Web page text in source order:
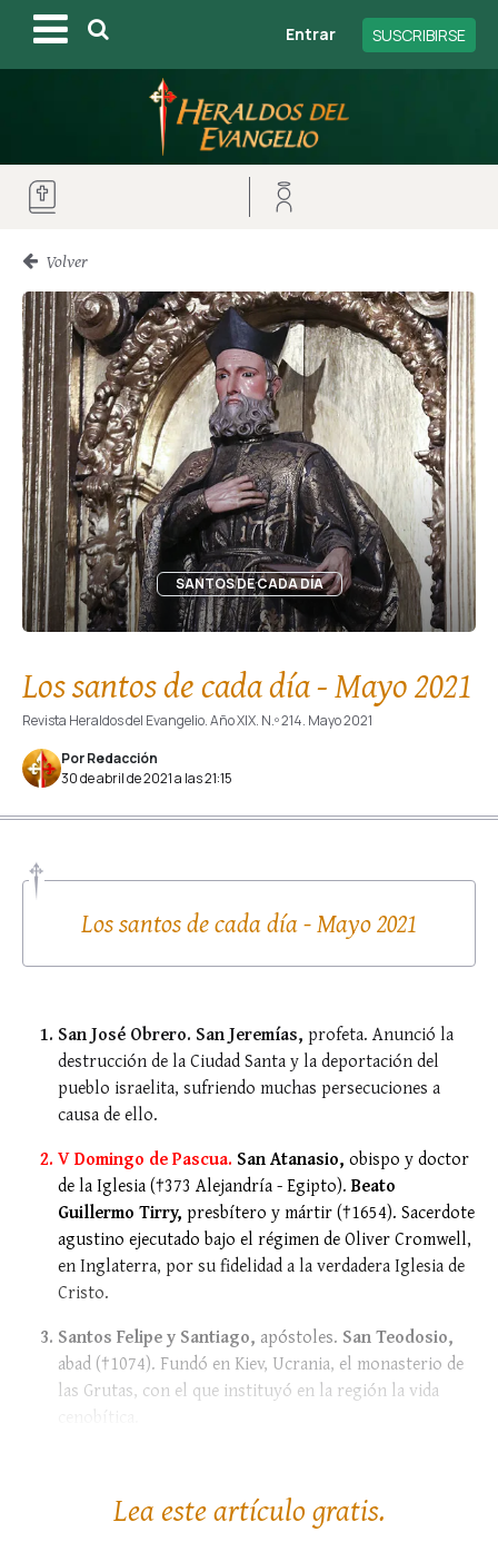
Entrar SUSCRIBIRSE
Volver
SANTOS DE CADA DÍA
Los santos de cada día - Mayo 2021
Revista Heraldos del Evangelio. Año XIX. N.º 214. Mayo 2021
Por Redacción
30 de abril de 2021 a las 21:15
Los santos de cada día - Mayo 2021
San José Obrero. San Jeremías, profeta. Anunció la
destrucción de la Ciudad Santa y la deportación del
pueblo israelita, sufriendo muchas persecuciones a
causa de ello.
V Domingo de Pascua. San Atanasio, obispo y doctor
de la Iglesia (†373 Alejandría - Egipto). Beato
Guillermo Tirry, presbítero y mártir (†1654). Sacerdote
agustino ejecutado bajo el régimen de Oliver Cromwell,
en Inglaterra, por su fidelidad a la verdadera Iglesia de
Cristo.
Santos Felipe y Santiago, apóstoles. San Teodosio,
abad (†1074). Fundó en Kiev, Ucrania, el monasterio de
las Grutas, con el que instituyó en la región la vida
cenobítica.
Lea este artículo gratis.